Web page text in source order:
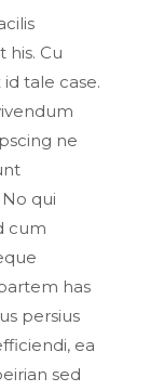
his. Cu
tale case.
ne
qui
cum
has
persius
ea
sed